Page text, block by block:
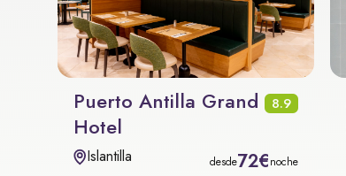
Puerto Antilla Grand
Hotel
8.9
Islantilla desde72€noche